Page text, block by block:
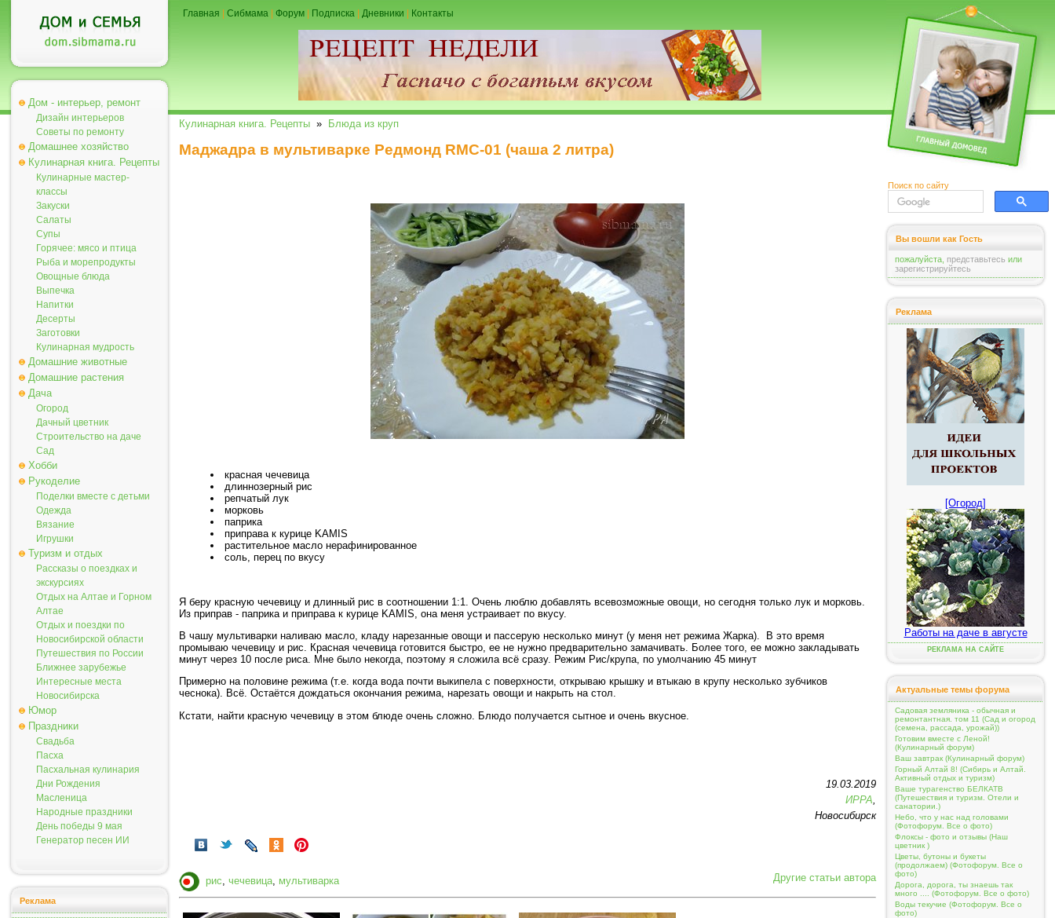
Дом - интерьер, ремонт
Дизайн интерьеров
Советы по ремонту
Домашнее хозяйство
Кулинарная книга. Рецепты
Кулинарные мастер-
классы
Закуски
Салаты
Супы
Горячее: мясо и птица
Рыба и морепродукты
Овощные блюда
Выпечка
Напитки
Десерты
Заготовки
Кулинарная мудрость
Домашние животные
Домашние растения
Дача
Огород
Дачный цветник
Строительство на даче
Сад
Хобби
Рукоделие
Поделки вместе с детьми
Одежда
Вязание
Игрушки
Туризм и отдых
Рассказы о поездках и
экскурсиях
Отдых на Алтае и Горном
Алтае
Отдых и поездки по
Новосибирской области
Путешествия по России
Ближнее зарубежье
Интересные места
Новосибирска
Юмор
Праздники
Свадьба
Пасха
Пасхальная кулинария
Дни Рождения
Масленица
Народные праздники
День победы 9 мая
Генератор песен ИИ
Реклама
Главная Сибмама Форум Подписка Дневники Контакты
Кулинарная книга. Рецепты » Блюда из круп
Маджадра в мультиварке Редмонд RMC-01 (чаша 2 литра)
красная чечевица
длиннозерный рис
репчатый лук
морковь
паприка
приправа к курице KAMIS
растительное масло нерафинированное
соль, перец по вкусу
Я беру красную чечевицу и длинный рис в соотношении 1:1. Очень люблю добавлять всевозможные овощи, но сегодня только лук и морковь.
Из приправ - паприка и приправа к курице KAMIS, она меня устраивает по вкусу.
В чашу мультиварки наливаю масло, кладу нарезанные овощи и пассерую несколько минут (у меня нет режима Жарка). В это время
промываю чечевицу и рис. Красная чечевица готовится быстро, ее не нужно предварительно замачивать. Более того, ее можно закладывать
минут через 10 после риса. Мне было некогда, поэтому я сложила всё сразу. Режим Рис/крупа, по умолчанию 45 минут
Примерно на половине режима (т.е. когда вода почти выкипела с поверхности, открываю крышку и втыкаю в крупу несколько зубчиков
чеснока). Всё. Остаётся дождаться окончания режима, нарезать овощи и накрыть на стол.
Кстати, найти красную чечевицу в этом блюде очень сложно. Блюдо получается сытное и очень вкусное.
19.03.2019
ИРРА
Новосибирск
рис чечевица мультиварка Другие статьи автора
Поиск по сайту
Вы вошли как Гость
пожалуйста, представьтесь или
зарегистрируйтесь
Реклама
[Огород]
Работы на даче в августе
РЕКЛАМА НА САЙТЕ
Актуальные темы форума
Садовая земляника - обычная и
ремонтантная. том 11 (Сад и огород
(семена, рассада, урожай))
Готовим вместе с Леной!
(Кулинарный форум)
Ваш завтрак (Кулинарный форум)
Горный Алтай 8! (Сибирь и Алтай.
Активный отдых и туризм)
Ваше турагенство БЕЛКАТВ
(Путешествия и туризм. Отели и
санатории.)
Небо, что у нас над головами
(Фотофорум. Все о фото)
Флоксы - фото и отзывы (Наш
цветник )
Цветы, бутоны и букеты
(продолжаем) (Фотофорум. Все о
фото)
Дорога, дорога, ты знаешь так
много .... (Фотофорум. Все о фото)
Воды текучие (Фотофорум. Все о
фото)